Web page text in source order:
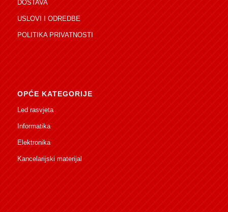
DOSTAVA
USLOVI I ODREDBE
POLITIKA PRIVATNOSTI
OPĆE KATEGORIJE
Led rasvjeta
Informatika
Elektronika
Kancelarijski materijal